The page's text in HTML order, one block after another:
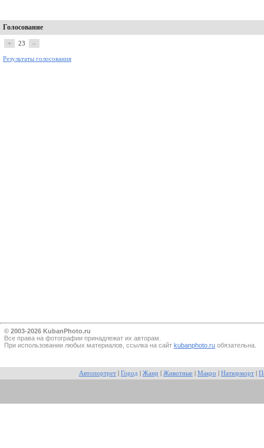
Голосование
+ 23 –
Результаты голосования
© 2003-2026 KubanPhoto.ru
Все прaва на фотографии принадлежат их авторам.
При использовании любых материалов, ссылка на сайт kubanphoto.ru обязательна.
Автопортрет Город Жанр Животные Макро Натюрморт